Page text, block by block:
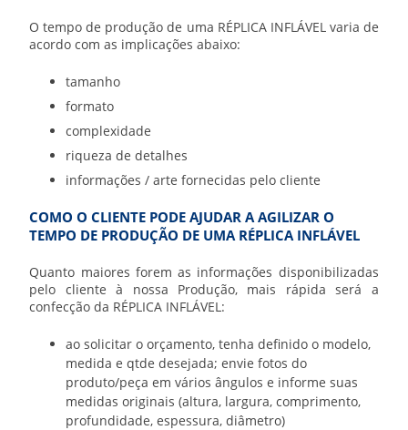
O tempo de produção de uma RÉPLICA INFLÁVEL varia de
acordo com as implicações abaixo:
tamanho
formato
complexidade
riqueza de detalhes
informações / arte fornecidas pelo cliente
COMO O CLIENTE PODE AJUDAR A AGILIZAR O
TEMPO DE PRODUÇÃO DE UMA RÉPLICA INFLÁVEL
Quanto maiores forem as informações disponibilizadas
pelo cliente à nossa Produção, mais rápida será a
confecção da RÉPLICA INFLÁVEL:
ao solicitar o orçamento, tenha definido o modelo,
medida e qtde desejada; envie fotos do
produto/peça em vários ângulos e informe suas
medidas originais (altura, largura, comprimento,
profundidade, espessura, diâmetro)